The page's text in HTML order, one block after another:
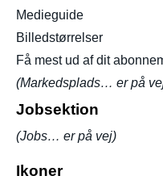
Medieguide
Billedstørrelser
Få mest ud af dit
(Markedsplads… er på
Jobsektion
(Jobs… er på vej)
Ikoner